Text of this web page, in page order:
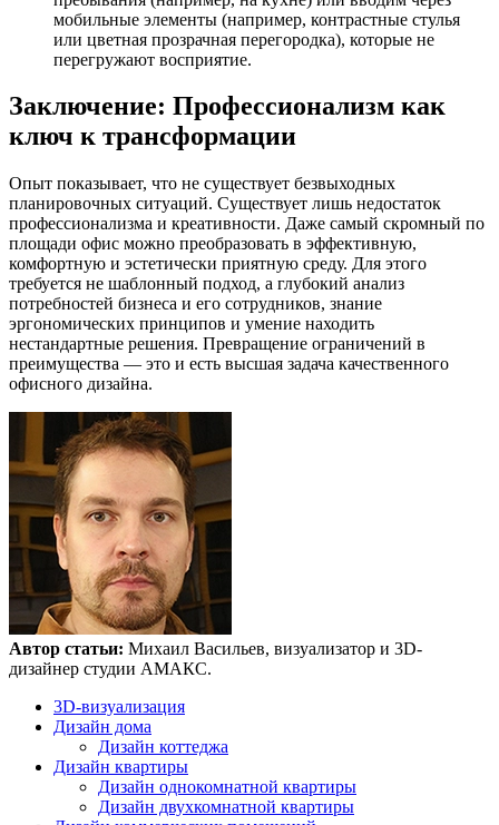
мобильные элементы (например, контрастные стулья
или цветная прозрачная перегородка), которые не
перегружают восприятие.
Заключение: Профессионализм как
ключ к трансформации
Опыт показывает, что не существует безвыходных
планировочных ситуаций. Существует лишь недостаток
профессионализма и креативности. Даже самый скромный по
площади офис можно преобразовать в эффективную,
комфортную и эстетически приятную среду. Для этого
требуется не шаблонный подход, а глубокий анализ
потребностей бизнеса и его сотрудников, знание
эргономических принципов и умение находить
нестандартные решения. Превращение ограничений в
преимущества — это и есть высшая задача качественного
офисного дизайна.
Автор статьи: Михаил Васильев, визуализатор и 3D-
дизайнер студии АМАКС.
3D-визуализация
Дизайн дома
Дизайн коттеджа
Дизайн квартиры
Дизайн однокомнатной квартиры
Дизайн двухкомнатной квартиры